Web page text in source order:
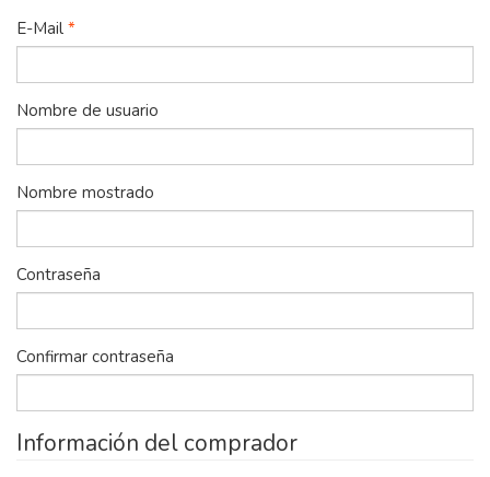
E-Mail *
Nombre de usuario
Nombre mostrado
Contraseña
Confirmar contraseña
Información del comprador